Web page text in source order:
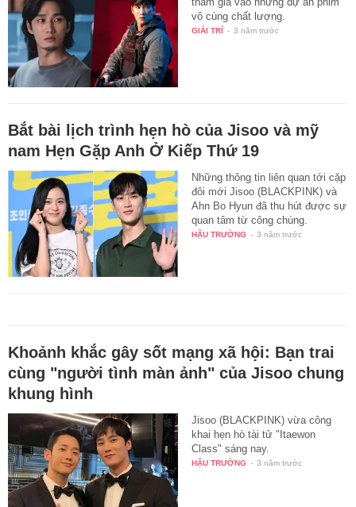
vô cùng chất lượng.
GIẢI TRÍ - 3 năm trước
Bắt bài lịch trình hẹn hò của Jisoo và mỹ
nam Hẹn Gặp Anh Ở Kiếp Thứ 19
Những thông tin liên quan tới cặp
đôi mới Jisoo (BLACKPINK) và
Ahn Bo Hyun đã thu hút được sự
quan tâm từ công chúng.
HẬU TRƯỜNG - 3 năm trước
Khoảnh khắc gây sốt mạng xã hội: Bạn trai
cùng "người tình màn ảnh" của Jisoo chung
khung hình
Jisoo (BLACKPINK) vừa công
khai hẹn hò tài tử "Itaewon
Class" sáng nay.
HẬU TRƯỜNG - 3 năm trước